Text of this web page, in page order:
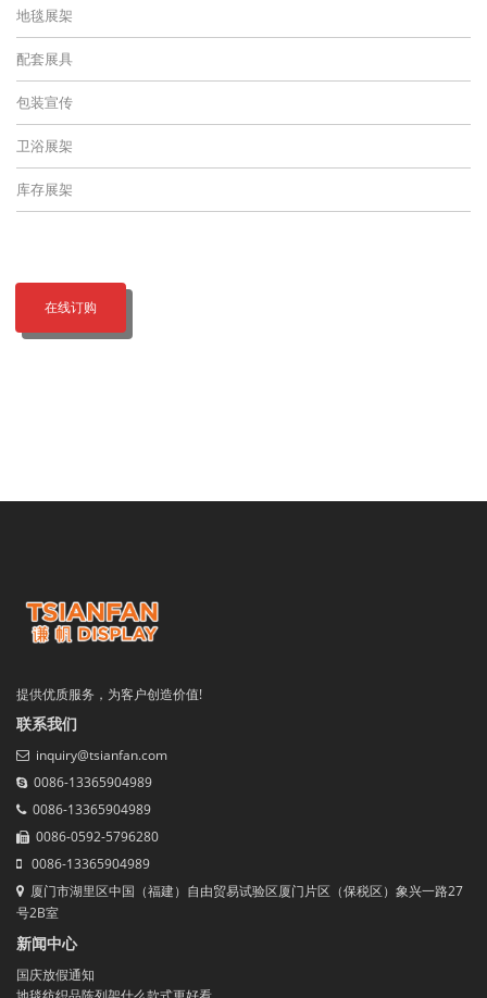
地毯展架
配套展具
包装宣传
卫浴展架
库存展架
在线订购
提供优质服务，为客户创造价值!
联系我们
inquiry@tsianfan.com
0086-13365904989
0086-13365904989
0086-0592-5796280
0086-13365904989
厦门市湖里区中国（福建）自由贸易试验区厦门片区（保税区）象兴一路27
号2B室
新闻中心
国庆放假通知